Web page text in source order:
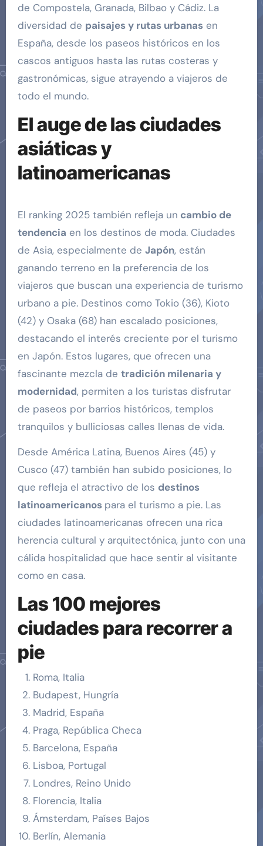
de Compostela, Granada, Bilbao y Cádiz. La
diversidad de paisajes y rutas urbanasen
España, desde los paseos históricos en los
cascos antiguos hasta las rutas costeras y
gastronómicas, sigue atrayendo a viajeros de
todo el mundo.
El auge de las ciudades
asiáticas y
latinoamericanas
El ranking 2025 también refleja un cambio de
tendencia en los destinos de moda. Ciudades
de Asia, especialmente de Japón, están
ganando terreno en la preferencia de los
viajeros que buscan una experiencia de turismo
urbano a pie. Destinos como Tokio (36), Kioto
(42) y Osaka (68) han escalado posiciones,
destacando el interés creciente por el turismo
en Japón. Estos lugares, que ofrecen una
fascinante mezcla de tradición milenaria y
modernidad, permiten a los turistas disfrutar
de paseos por barrios históricos, templos
tranquilos y bulliciosas calles llenas de vida.
Desde América Latina, Buenos Aires (45) y
Cusco (47) también han subido posiciones, lo
que refleja el atractivo de los destinos
latinoamericanos para el turismo a pie. Las
ciudades latinoamericanas ofrecen una rica
herencia cultural y arquitectónica, junto con una
cálida hospitalidad que hace sentir al visitante
como en casa.
Las 100 mejores
ciudades para recorrer a
pie
Roma, Italia
Budapest, Hungría
Madrid, España
Praga, República Checa
Barcelona, España
Lisboa, Portugal
Londres, Reino Unido
Florencia, Italia
Ámsterdam, Países Bajos
Berlín, Alemania